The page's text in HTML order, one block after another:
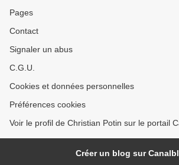
Pages
Contact
Signaler un abus
C.G.U.
Cookies et données personnelles
Préférences cookies
Voir le profil de Christian Potin sur le portail
Créer un blog sur